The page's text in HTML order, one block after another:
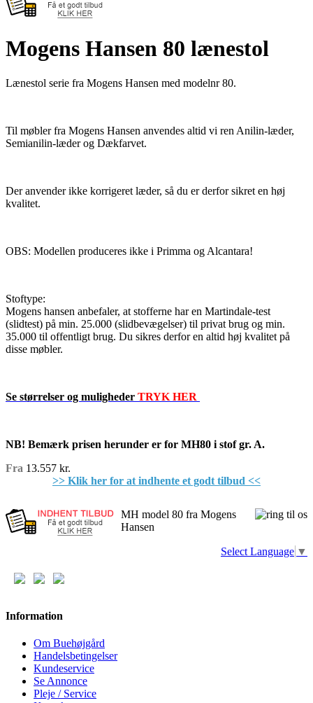
Mogens Hansen 80 lænestol
Lænestol serie fra Mogens Hansen med modelnr 80.
Til møbler fra Mogens Hansen anvendes altid vi ren Anilin-læder,
Semianilin-læder og Dækfarvet.
Der anvender ikke korrigeret læder, så du er derfor sikret en høj
kvalitet.
OBS: Modellen produceres ikke i Primma og Alcantara!
Stoftype:
Mogens hansen anbefaler, at stofferne har en Martindale-test
(slidtest) på min. 25.000 (slidbevægelser) til privat brug og min.
35.000 til offentligt brug. Du sikres derfor en altid høj kvalitet på
disse møbler.
Se størrelser og muligheder TRYK HER
NB! Bemærk prisen herunder er for MH80 i stof gr. A.
Fra 13.557 kr.
>> Klik her for at indhente et godt tilbud <<
MH model 80 fra Mogens
Hansen
Select Language ▼
Information
Om Buehøjgård
Handelsbetingelser
Kundeservice
Se Annonce
Pleje / Service